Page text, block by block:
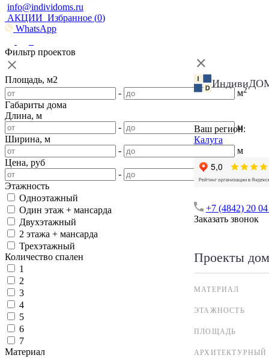
info@individoms.ru
АКЦИИ Избранное (0)
WhatsApp
Ваш регион:
Калуга
+7 (4842) 20
Заказать звонок
Проекты
МАТЕРИАЛ
ЭТАЖНОСТЬ
ПЛОЩАДЬ
АРХИТЕКТУРНЫЙ
Фильтр проектов
Площадь, м2
-
м2
Габариты дома
Длина, м
-
м
Ширина, м
-
м
Цена, руб
-
Этажность
Одноэтажный
Один этаж + мансарда
Двухэтажный
2 этажа + мансарда
Трехэтажный
Количество спален
1
2
3
4
5
6
7
Материал